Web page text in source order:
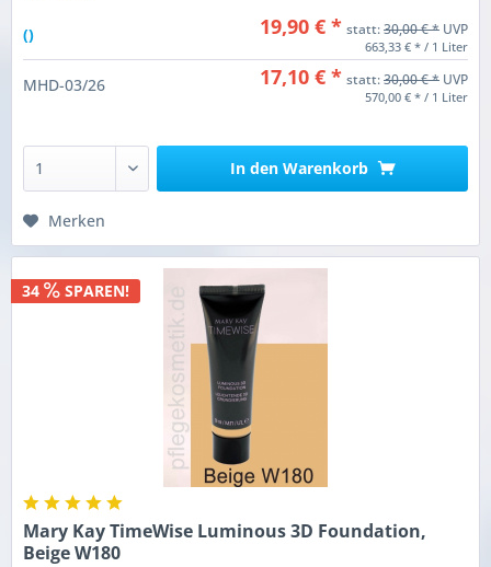
() 19,90 € * statt:30,00 € * UVP
663,33 € * / 1 Liter
MHD-03/26 17,10 € * statt:30,00 € * UVP
570,00 € * / 1 Liter
In den Warenkorb
Merken
34 SPAREN!
Mary Kay TimeWise Luminous 3D Foundation,
Beige W180